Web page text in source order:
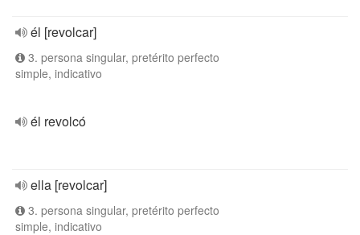
él [revolcar]
3. persona singular, pretérito perfecto
simple, indicativo
él revolcó
ella [revolcar]
3. persona singular, pretérito perfecto
simple, indicativo